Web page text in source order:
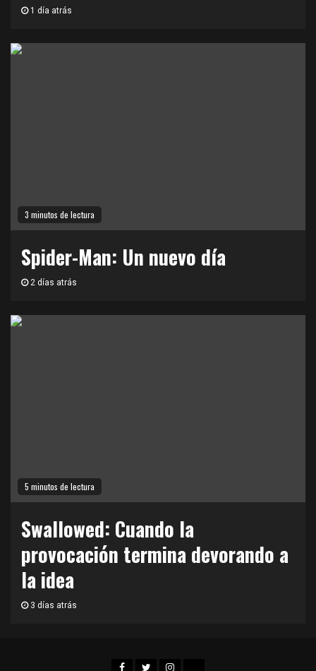
1 día atrás
3 minutos de lectura
Spider-Man: Un nuevo día
2 días atrás
5 minutos de lectura
Swallowed: Cuando la
provocación termina devorando a
la idea
3 días atrás
Facebook
TwitterInstagram